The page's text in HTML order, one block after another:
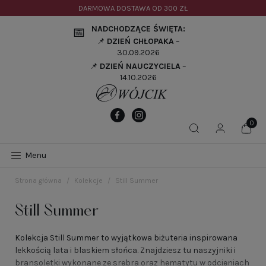
DARMOWA DOSTAWA OD300 ZŁ
📅
NADCHODZĄCE ŚWIĘTA:
📌 DZIEŃ CHŁOPAKA–
30.09.2026
📌 DZIEŃ NAUCZYCIELA–
14.10.2026
Menu
Strona główna Kolekcje Still Summer
Still Summer
Kolekcja Still Summer to wyjątkowa biżuteria inspirowana
lekkością lata i blaskiem słońca. Znajdziesz tu naszyjniki i
bransoletki wykonane ze srebra oraz hematytu w odcieniach